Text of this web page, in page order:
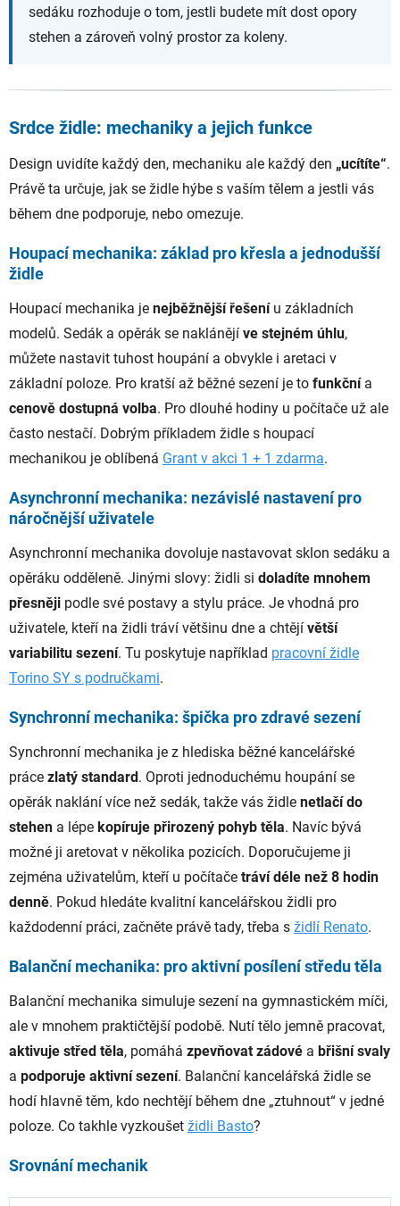
sedáku rozhoduje o tom, jestli budete mít dost opory
stehen a zároveň volný prostor za koleny.
Srdce židle: mechaniky a jejich funkce
Design uvidíte každý den, mechaniku ale každý den „ucítíte“.
Právě ta určuje, jak se židle hýbe s vaším tělem a jestli vás
během dne podporuje, nebo omezuje.
Houpací mechanika: základ pro křesla a jednodušší
židle
Houpací mechanika je nejběžnější řešeníu základních
modelů. Sedák a opěrák se naklánějí ve stejném úhlu,
můžete nastavit tuhost houpání a obvykle i aretaci v
základní poloze. Pro kratší až běžné sezení je to funkčnía
cenově dostupná volba. Pro dlouhé hodiny u počítače už ale
často nestačí. Dobrým příkladem židle s houpací
mechanikou je oblíbená Grant v akci 1 + 1 zdarma.
Asynchronní mechanika: nezávislé nastavení pro
náročnější uživatele
Asynchronní mechanika dovoluje nastavovat sklon sedáku a
opěráku odděleně. Jinými slovy: židli si doladíte mnohem
přesněji podle své postavy a stylu práce. Je vhodná pro
uživatele, kteří na židli tráví většinu dne a chtějí větší
variabilitu sezení. Tu poskytuje například pracovní židle
Torino SY s područkami.
Synchronní mechanika: špička pro zdravé sezení
Synchronní mechanika je z hlediska běžné kancelářské
práce zlatý standard. Oproti jednoduchému houpání se
opěrák naklání více než sedák, takže vás židle netlačí do
stehen a lépe kopíruje přirozený pohyb těla. Navíc bývá
možné ji aretovat v několika pozicích. Doporučujeme ji
zejména uživatelům, kteří u počítače tráví déle než 8 hodin
denně. Pokud hledáte kvalitní kancelářskou židli pro
každodenní práci, začněte právě tady, třeba s židlí Renato.
Balanční mechanika: pro aktivní posílení středu těla
Balanční mechanika simuluje sezení na gymnastickém míči,
ale v mnohem praktičtější podobě. Nutí tělo jemně pracovat,
aktivuje střed těla, pomáhá zpevňovat zádové a břišní svaly
a podporuje aktivní sezení. Balanční kancelářská židle se
hodí hlavně těm, kdo nechtějí během dne „ztuhnout“ v jedné
poloze. Co takhle vyzkoušet židli Basto?
Srovnání mechanik